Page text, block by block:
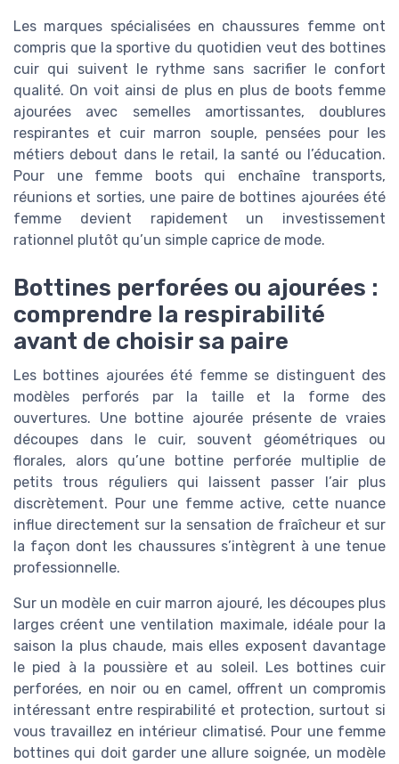
Les marques spécialisées en chaussures femme ont
compris que la sportive du quotidien veut des bottines
cuir qui suivent le rythme sans sacrifier le confort
qualité. On voit ainsi de plus en plus de boots femme
ajourées avec semelles amortissantes, doublures
respirantes et cuir marron souple, pensées pour les
métiers debout dans le retail, la santé ou l’éducation.
Pour une femme boots qui enchaîne transports,
réunions et sorties, une paire de bottines ajourées été
femme devient rapidement un investissement
rationnel plutôt qu’un simple caprice de mode.
Bottines perforées ou ajourées :
comprendre la respirabilité
avant de choisir sa paire
Les bottines ajourées été femme se distinguent des
modèles perforés par la taille et la forme des
ouvertures. Une bottine ajourée présente de vraies
découpes dans le cuir, souvent géométriques ou
florales, alors qu’une bottine perforée multiplie de
petits trous réguliers qui laissent passer l’air plus
discrètement. Pour une femme active, cette nuance
influe directement sur la sensation de fraîcheur et sur
la façon dont les chaussures s’intègrent à une tenue
professionnelle.
Sur un modèle en cuir marron ajouré, les découpes plus
larges créent une ventilation maximale, idéale pour la
saison la plus chaude, mais elles exposent davantage
le pied à la poussière et au soleil. Les bottines cuir
perforées, en noir ou en camel, offrent un compromis
intéressant entre respirabilité et protection, surtout si
vous travaillez en intérieur climatisé. Pour une femme
bottines qui doit garder une allure soignée, un modèle